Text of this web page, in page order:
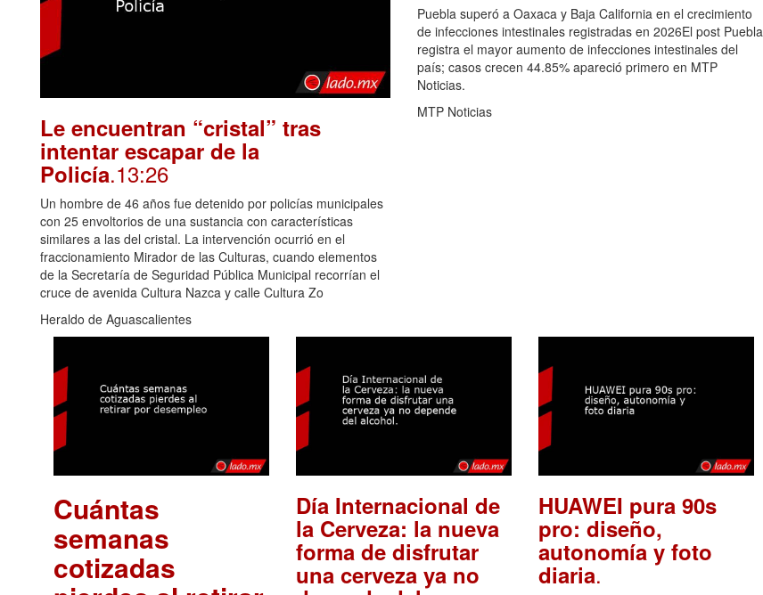
Le encuentran “cristal” tras
intentar escapar de la
Policía.13:26
Un hombre de 46 años fue detenido por policías municipales
con 25 envoltorios de una sustancia con características
similares a las del cristal. La intervención ocurrió en el
fraccionamiento Mirador de las Culturas, cuando elementos
de la Secretaría de Seguridad Pública Municipal recorrían el
cruce de avenida Cultura Nazca y calle Cultura Zo
Heraldo de Aguascalientes
Puebla superó a Oaxaca y Baja California en el crecimiento
de infecciones intestinales registradas en 2026El post Puebla
registra el mayor aumento de infecciones intestinales del
país; casos crecen 44.85% apareció primero en MTP
Noticias.
MTP Noticias
Cuántas
semanas
cotizadas
Día Internacional de
la Cerveza: la nueva
forma de disfrutar
una cerveza ya no
HUAWEI pura 90s
pro: diseño,
autonomía y foto
diaria.